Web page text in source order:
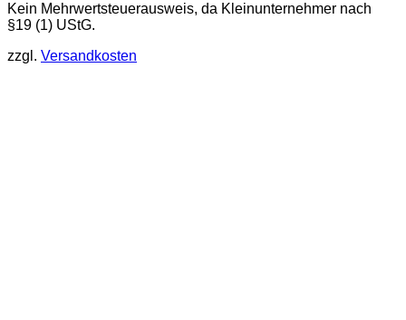
Produkt
weist
Varianten
Kein Mehrwertsteuerausweis, da Kleinunternehmer nach
§19 (1) UStG.
zzgl. Versandkosten